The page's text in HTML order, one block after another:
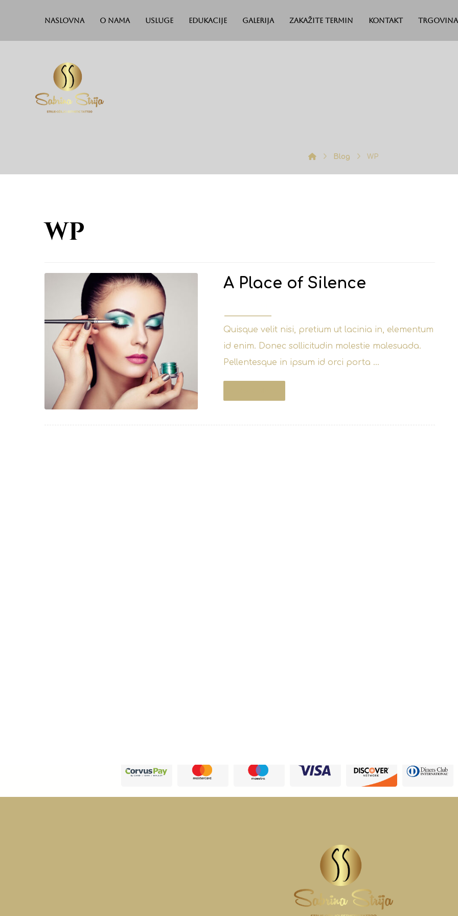
Naslovna O nama Usluge Edukacije Galerija Zakažite termin Kontakt Trgovina
Blog WP
WP
A Place of Silence
Quisque velit nisi, pretium ut lacinia in, elementum
id enim. Donec sollicitudin molestie malesuada.
Pellentesque in ipsum id orci porta ...